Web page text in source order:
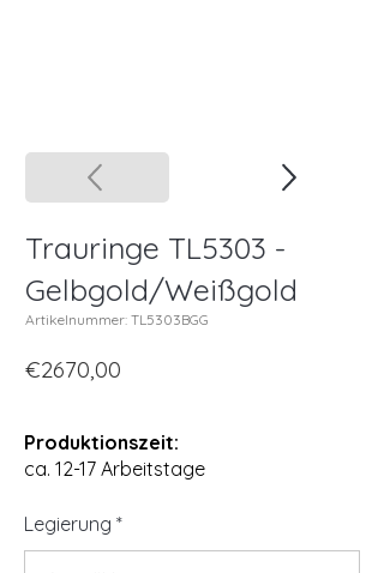
Trauringe TL5303 -
Gelbgold/Weißgold
Artikelnummer: TL5303BGG
€2670,00
Produktionszeit:
ca. 12-17 Arbeitstage
Legierung